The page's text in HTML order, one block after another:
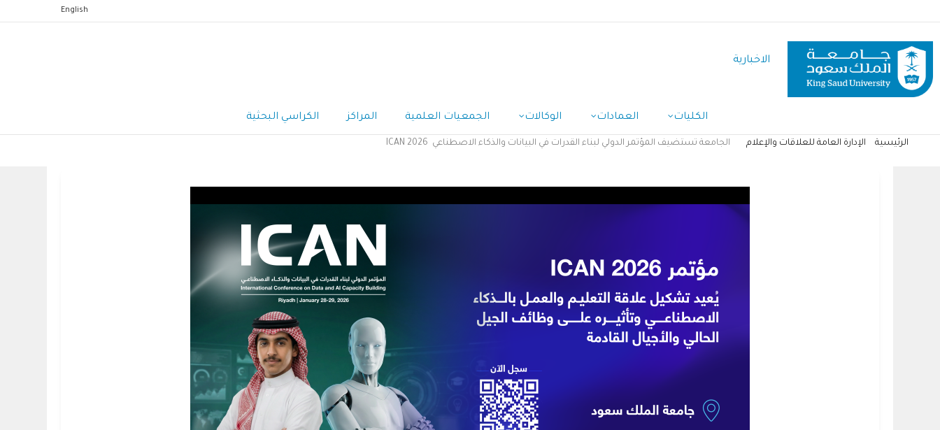
المحتوى
الرئيسي
English
الاخبارية
الكليات العمادات الوكالات الجمعيات العلمية المراكز الكراسي البحثية
الرئيسية الإدارة العامة للعلاقات والإعلام الجامعة تستضيف المؤتمر الدولي لبناء القدرات في البيانات والذكاء الاصطناعي ICAN 2026